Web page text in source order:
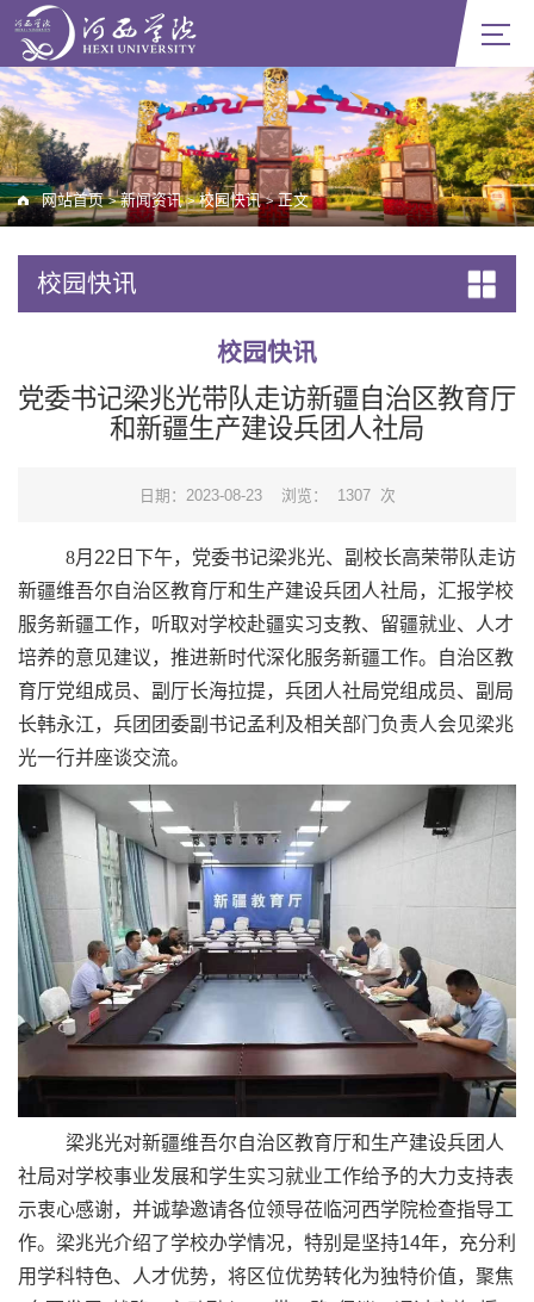
网站首页 > 新闻资讯 > 校园快讯 > 正文
校园快讯
校园快讯
党委书记梁兆光带队走访新疆自治区教育厅
和新疆生产建设兵团人社局
日期：2023-08-23 浏览： 1307 次
8月 22 日下午，党委书记梁兆光、副校长高荣带队走访
新疆维吾尔自治区教育厅和生产建设兵团人社局，汇报学校
服务新疆工作，听取对学校赴疆实习支教、留疆就业、人才
培养的意见建议，推进新时代深化服务新疆工作。自治区教
育厅党组成员、副厅长海拉提，兵团人社局党组成员、副局
长韩永江，兵团团委副书记孟利及相关部门负责人会见梁兆
光一行并座谈交流。
梁兆光对新疆维吾尔自治区教育厅和生产建设兵团人
社局对学校事业发展和学生实习就业工作给予的大力支持表
示衷心感谢，并诚挚邀请各位领导莅临河西学院检查指导工
作。梁兆光介绍了学校办学情况，特别是坚持14年，充分利
用学科特色、人才优势，将区位优势转化为独特价值，聚焦